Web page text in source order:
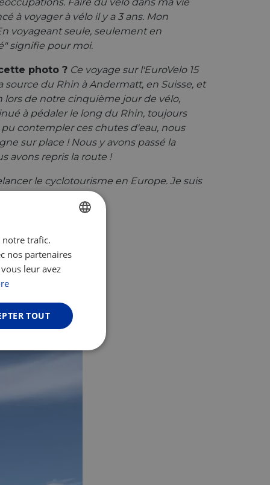
Faire du vélo dans ma vie
à voyager à vélo il y a 3 ans. Mon
voyageant seule, seulement en
signifie pour moi.
photo ? Ce voyage sur l'EuroVelo 15
du Rhin à Andermatt, en Suisse, et
de notre cinquième jour de vélo,
à pédaler le long du Rhin, toujours
contempler ces chutes d'eau, nous
sur place ! Nous y avons passé la
avons repris la route !
le cyclotourisme en Europe. Je suis
touring.de
FRENCH
notre trafic.
nos partenaires
leur avez
TOUT
Non classifiés
des utilisateurs et